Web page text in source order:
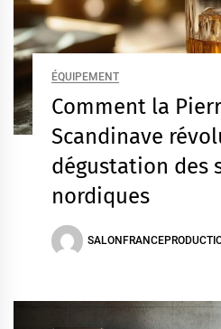
ÉQUIPEMENT
Comment la
Scandinave
dégustation des
nordiques